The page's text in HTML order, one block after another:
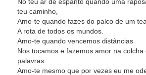
teu caminho,
Amo-te quando fazes do palco de um
A rota de todos os mundos.
Amo-te quando vencemos distâncias
Nos tocamos e fazemos amor na colcha
palavras.
Amo-te mesmo que por vezes eu me